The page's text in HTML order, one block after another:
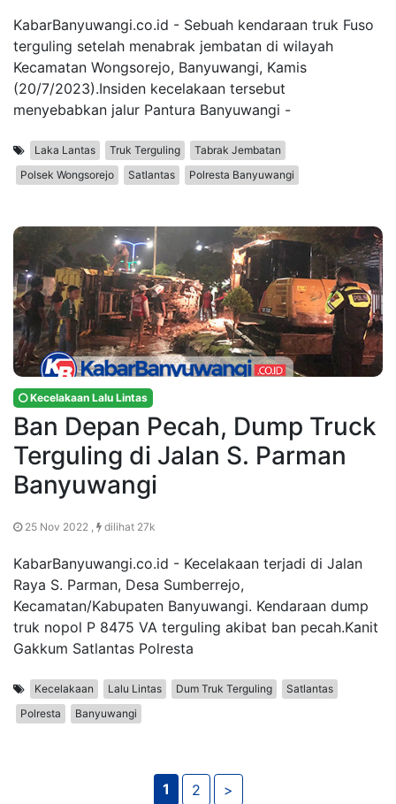
KabarBanyuwangi.co.id - Sebuah kendaraan truk Fuso
terguling setelah menabrak jembatan di wilayah
Kecamatan Wongsorejo, Banyuwangi, Kamis
(20/7/2023).Insiden kecelakaan tersebut
menyebabkan jalur Pantura Banyuwangi -
Laka Lantas Truk Terguling
Tabrak Jembatan
Polsek Wongsorejo
Satlantas Polresta Banyuwangi
Kecelakaan Lalu Lintas
Ban Depan Pecah, Dump Truck
Terguling di Jalan S. Parman
Banyuwangi
25 Nov 2022 , dilihat 27k
KabarBanyuwangi.co.id - Kecelakaan terjadi di Jalan
Raya S. Parman, Desa Sumberrejo,
Kecamatan/Kabupaten Banyuwangi. Kendaraan dump
truk nopol P 8475 VA terguling akibat ban pecah.Kanit
Gakkum Satlantas Polresta
Kecelakaan Lalu Lintas Dum Truk Terguling
Satlantas
Polresta
Banyuwangi
1 2 >